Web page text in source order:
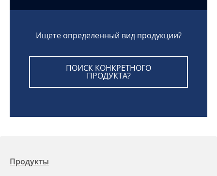
Ищете определенный вид продукции?
ПОИСК КОНКРЕТНОГО
ПРОДУКТА?
Продукты